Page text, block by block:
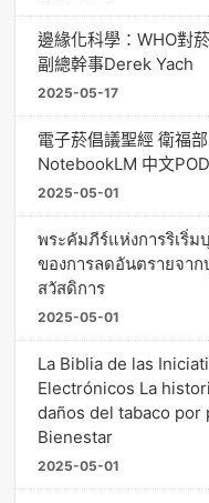
邊緣化科學：WHO對
副總幹事Derek Yach
2025-05-17
電子菸倡議聖經 衛福
NotebookLM 中文
2025-05-01
พระคัมภีร์แห่งการริเริ่
ของการลดอันตรายจา
สวัสดิการ
2025-05-01
La Biblia de las
Electrónicos La
daños del tabaco
Bienestar
2025-05-01